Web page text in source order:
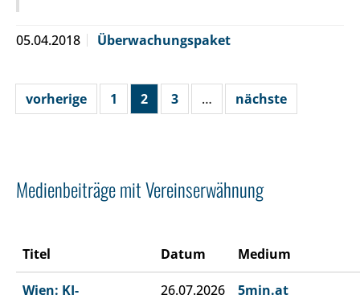
05.04.2018 Überwachungspaket
vorherige 1 2 3 … nächste
Medienbeiträge mit Vereinserwähnung
Titel Datum Medium
Wien: KI-
26.07.2026 5min.at